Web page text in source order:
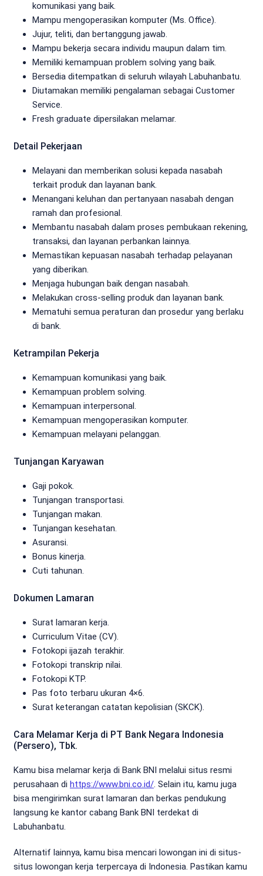
komunikasi yang baik.
Mampu mengoperasikan komputer (Ms. Office).
Jujur, teliti, dan bertanggung jawab.
Mampu bekerja secara individu maupun dalam tim.
Memiliki kemampuan problem solving yang baik.
Bersedia ditempatkan di seluruh wilayah Labuhanbatu.
Diutamakan memiliki pengalaman sebagai Customer
Service.
Fresh graduate dipersilakan melamar.
Detail Pekerjaan
Melayani dan memberikan solusi kepada nasabah
terkait produk dan layanan bank.
Menangani keluhan dan pertanyaan nasabah dengan
ramah dan profesional.
Membantu nasabah dalam proses pembukaan rekening,
transaksi, dan layanan perbankan lainnya.
Memastikan kepuasan nasabah terhadap pelayanan
yang diberikan.
Menjaga hubungan baik dengan nasabah.
Melakukan cross-selling produk dan layanan bank.
Mematuhi semua peraturan dan prosedur yang berlaku
di bank.
Ketrampilan Pekerja
Kemampuan komunikasi yang baik.
Kemampuan problem solving.
Kemampuan interpersonal.
Kemampuan mengoperasikan komputer.
Kemampuan melayani pelanggan.
Tunjangan Karyawan
Gaji pokok.
Tunjangan transportasi.
Tunjangan makan.
Tunjangan kesehatan.
Asuransi.
Bonus kinerja.
Cuti tahunan.
Dokumen Lamaran
Surat lamaran kerja.
Curriculum Vitae (CV).
Fotokopi ijazah terakhir.
Fotokopi transkrip nilai.
Fotokopi KTP.
Pas foto terbaru ukuran 4×6.
Surat keterangan catatan kepolisian (SKCK).
Cara Melamar Kerja di PT Bank Negara Indonesia
(Persero), Tbk.
Kamu bisa melamar kerja di Bank BNI melalui situs resmi
perusahaan di https://www.bni.co.id/. Selain itu, kamu juga
bisa mengirimkan surat lamaran dan berkas pendukung
langsung ke kantor cabang Bank BNI terdekat di
Labuhanbatu.
Alternatif lainnya, kamu bisa mencari lowongan ini di situs-
situs lowongan kerja terpercaya di Indonesia. Pastikan kamu